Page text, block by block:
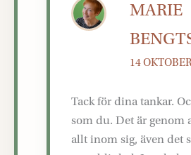
MARIE
14
Tack för dina tankar.
som du. Det är genom
allt inom sig, även det